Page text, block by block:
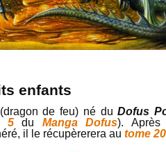
enfants
(dragon de feu) né duDofus
5du Manga Dofus). Après
il le récupèrerera au tome 20